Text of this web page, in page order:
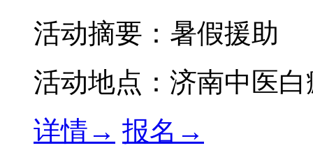
活动摘要： 暑假援助
活动地点： 济南中医
详情→ 报名→